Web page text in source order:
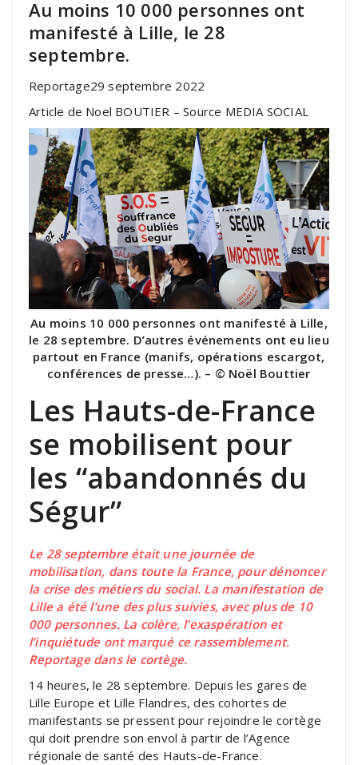
Au moins 10 000 personnes ont
manifesté à Lille, le 28
septembre.
Reportage29 septembre 2022
Article de Noel BOUTIER – Source MEDIA SOCIAL
Au moins 10 000 personnes ont manifesté à Lille,
le 28 septembre. D’autres événements ont eu lieu
partout en France (manifs, opérations escargot,
conférences de presse…). – © Noël Bouttier
Les Hauts-de-France
se mobilisent pour
les “abandonnés du
Ségur”
Le 28 septembre était une journée de
mobilisation, dans toute la France, pour dénoncer
la crise des métiers du social. La manifestation de
Lille a été l’une des plus suivies, avec plus de 10
000 personnes. La colère, l’exaspération et
l’inquiétude ont marqué ce rassemblement.
Reportage dans le cortège.
14 heures, le 28 septembre. Depuis les gares de
Lille Europe et Lille Flandres, des cohortes de
manifestants se pressent pour rejoindre le cortège
qui doit prendre son envol à partir de l’Agence
régionale de santé des Hauts-de-France.